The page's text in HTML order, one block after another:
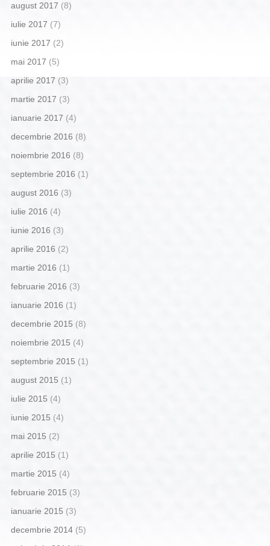
august 2017 (8)
iulie 2017 (7)
iunie 2017 (2)
mai 2017 (5)
aprilie 2017 (3)
martie 2017 (3)
ianuarie 2017 (4)
decembrie 2016 (8)
noiembrie 2016 (8)
septembrie 2016 (1)
august 2016 (3)
iulie 2016 (4)
iunie 2016 (3)
aprilie 2016 (2)
martie 2016 (1)
februarie 2016 (3)
ianuarie 2016 (1)
decembrie 2015 (8)
noiembrie 2015 (4)
septembrie 2015 (1)
august 2015 (1)
iulie 2015 (4)
iunie 2015 (4)
mai 2015 (2)
aprilie 2015 (1)
martie 2015 (4)
februarie 2015 (3)
ianuarie 2015 (3)
decembrie 2014(5)